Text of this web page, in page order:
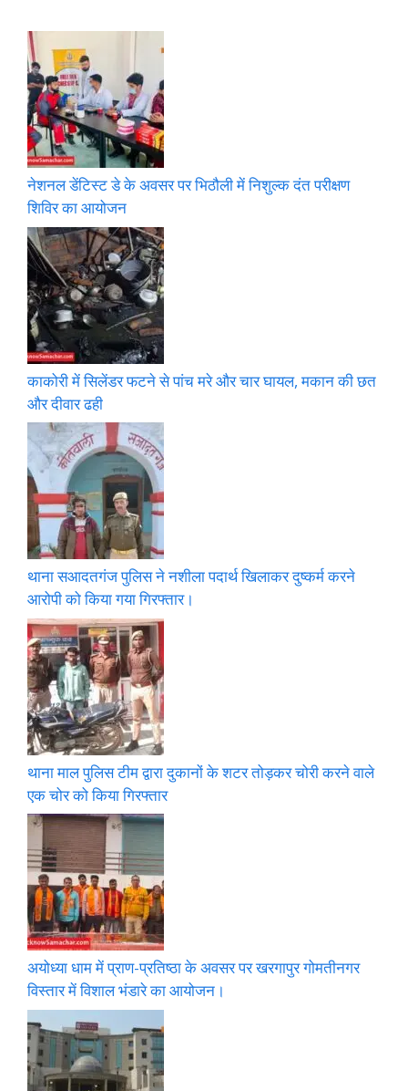
नेशनल डेंटिस्ट डे के अवसर पर भिठौली में निशुल्क दंत परीक्षण
शिविर का आयोजन
काकोरी में सिलेंडर फटने से पांच मरे और चार घायल, मकान की छत
और दीवार ढही
थाना सआदतगंज पुलिस ने नशीला पदार्थ खिलाकर दुष्कर्म करने
आरोपी को किया गया गिरफ्तार।
थाना माल पुलिस टीम द्वारा दुकानों के शटर तोड़कर चोरी करने वाले
एक चोर को किया गिरफ्तार
अयोध्या धाम में प्राण-प्रतिष्ठा के अवसर पर खरगापुर गोमतीनगर
विस्तार में विशाल भंडारे का आयोजन।